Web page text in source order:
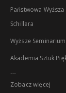
Państwowa
Schillera
Wyższe
Akademia Sztuk
...
Zobacz więcej